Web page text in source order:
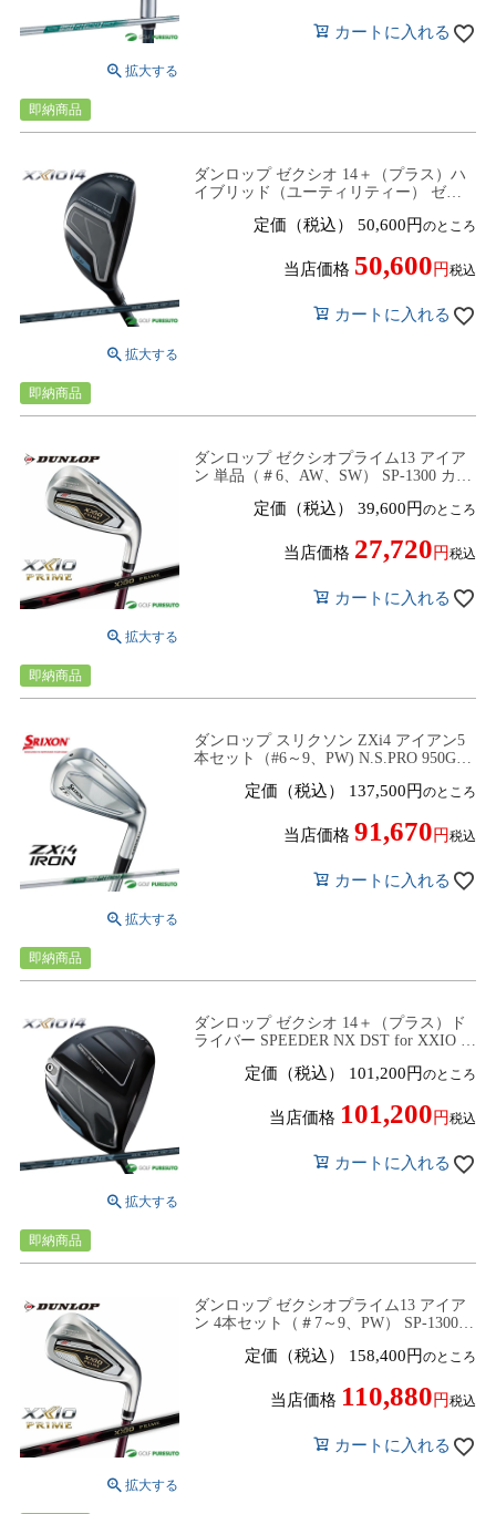
カートに入れる
即納商品
ダンロップ ゼクシオ 14＋（プラス）ハ
イブリッド（ユーティリティー） ゼク
モデル[DUNLOP XXIO14 PLUS]
定価（税込） 50,600 のところ
当店価格 50,600 税込
カートに入れる
即納商品
ダンロップ ゼクシオプライム13 アイア
ン 単品（＃6、AW、SW） SP-1300 カー
XXIO PRIME13]
定価（税込） 39,600 のところ
当店価格 27,720 税込
カートに入れる
即納商品
ダンロップ スリクソン ZXi4 アイアン5
本セット（#6～9、PW) N.S.PRO 950GH
SRIXON アイアンセット］
定価（税込） 137,500 のところ
当店価格 91,670 税込
カートに入れる
即納商品
ダンロップ ゼクシオ 14＋（プラス）ド
ライバー SPEEDER NX DST for XXIO カ
XXIO14 PLUS]
定価（税込） 101,200 のところ
当店価格 101,200 税込
カートに入れる
即納商品
ダンロップ ゼクシオプライム13 アイア
ン 4本セット（＃7～9、PW） SP-1300
[DUNLOP XXIO PRIME13]
定価（税込） 158,400 のところ
当店価格 110,880 税込
カートに入れる